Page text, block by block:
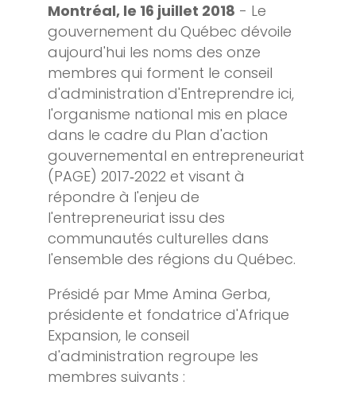
Montréal, le 16 juillet 2018 - Le
gouvernement du Québec dévoile
aujourd'hui les noms des onze
membres qui forment le conseil
d'administration d'Entreprendre ici,
l'organisme national mis en place
dans le cadre du Plan d'action
gouvernemental en entrepreneuriat
(PAGE) 2017‑2022 et visant à
répondre à l'enjeu de
l'entrepreneuriat issu des
communautés culturelles dans
l'ensemble des régions du Québec.
Présidé par Mme Amina Gerba,
présidente et fondatrice d'Afrique
Expansion, le conseil
d'administration regroupe les
membres suivants :